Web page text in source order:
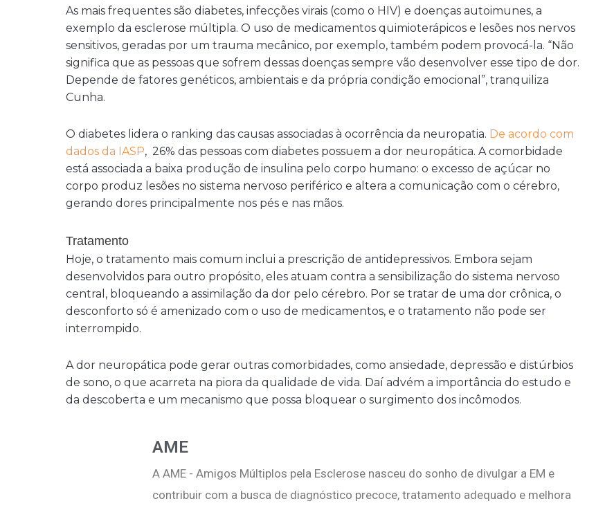
As mais frequentes são diabetes, infecções virais (como o HIV) e doenças autoimunes, a
exemplo da esclerose múltipla. O uso de medicamentos quimioterápicos e lesões nos nervos
sensitivos, geradas por um trauma mecânico, por exemplo, também podem provocá-la. “Não
significa que as pessoas que sofrem dessas doenças sempre vão desenvolver esse tipo de dor.
Depende de fatores genéticos, ambientais e da própria condição emocional”, tranquiliza
Cunha.
O diabetes lidera o ranking das causas associadas à ocorrência da neuropatia. De acordo com
dados da IASP, 26% das pessoas com diabetes possuem a dor neuropática. A comorbidade
está associada a baixa produção de insulina pelo corpo humano: o excesso de açúcar no
corpo produz lesões no sistema nervoso periférico e altera a comunicação com o cérebro,
gerando dores principalmente nos pés e nas mãos.
Tratamento
Hoje, o tratamento mais comum inclui a prescrição de antidepressivos. Embora sejam
desenvolvidos para outro propósito, eles atuam contra a sensibilização do sistema nervoso
central, bloqueando a assimilação da dor pelo cérebro. Por se tratar de uma dor crônica, o
desconforto só é amenizado com o uso de medicamentos, e o tratamento não pode ser
interrompido.
A dor neuropática pode gerar outras comorbidades, como ansiedade, depressão e distúrbios
de sono, o que acarreta na piora da qualidade de vida. Daí advém a importância do estudo e
da descoberta e um mecanismo que possa bloquear o surgimento dos incômodos.
AME
A AME - Amigos Múltiplos pela Esclerose nasceu do sonho de divulgar a EM e
contribuir com a busca de diagnóstico precoce, tratamento adequado e melhora